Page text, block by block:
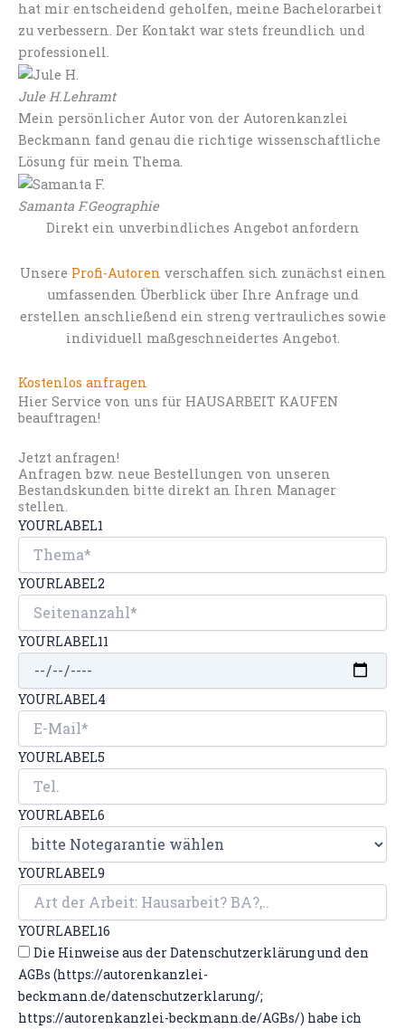
hat mir entscheidend geholfen, meine Bachelorarbeit
zu verbessern. Der Kontakt war stets freundlich und
professionell.
Jule H.Lehramt
Mein persönlicher Autor von der Autorenkanzlei
Beckmann fand genau die richtige wissenschaftliche
Lösung für mein Thema.
Samanta F.Geographie
Direkt ein unverbindliches Angebot anfordern
Unsere Profi-Autoren verschaffen sich zunächst einen
umfassenden Überblick über Ihre Anfrage und
erstellen anschließend ein streng vertrauliches sowie
individuell maßgeschneidertes Angebot.
Kostenlos anfragen
Hier Service von uns für HAUSARBEIT KAUFEN
beauftragen!
Jetzt anfragen!
Anfragen bzw. neue Bestellungen von unseren
Bestandskunden bitte direkt an Ihren Manager
stellen.
YOURLABEL1
YOURLABEL2
YOURLABEL11
YOURLABEL4
YOURLABEL5
YOURLABEL6
YOURLABEL9
YOURLABEL16
Die Hinweise aus der Datenschutzerklärung und den
AGBs (https://autorenkanzlei-
beckmann.de/datenschutzerklarung/;
https://autorenkanzlei-beckmann.de/AGBs/) habe ich